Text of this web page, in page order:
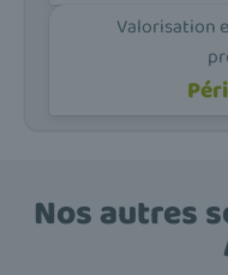
Valorisation
Nos autres